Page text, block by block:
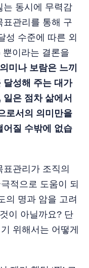
는 동시에 무력감
표관리를 통해 구
성 수준에 따른 외
이라는 결론을
미나 보람은 느끼
달성해 주는 대가
은 점차 삶에서
로서의 의미만을
어질 수밖에 없습
관리가 조직의
적으로 도움이 되
의 명과 암을 고려
이 아닐까요? 단
위해서는 어떻게